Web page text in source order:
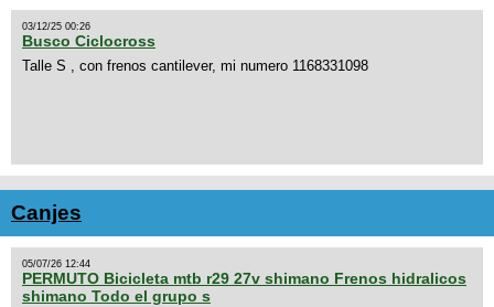
03/12/25 00:26
Busco Ciclocross
Talle S , con frenos cantilever, mi numero 1168331098
Canjes
05/07/26 12:44
PERMUTO Bicicleta mtb r29 27v shimano Frenos hidralicos
shimano Todo el grupo s